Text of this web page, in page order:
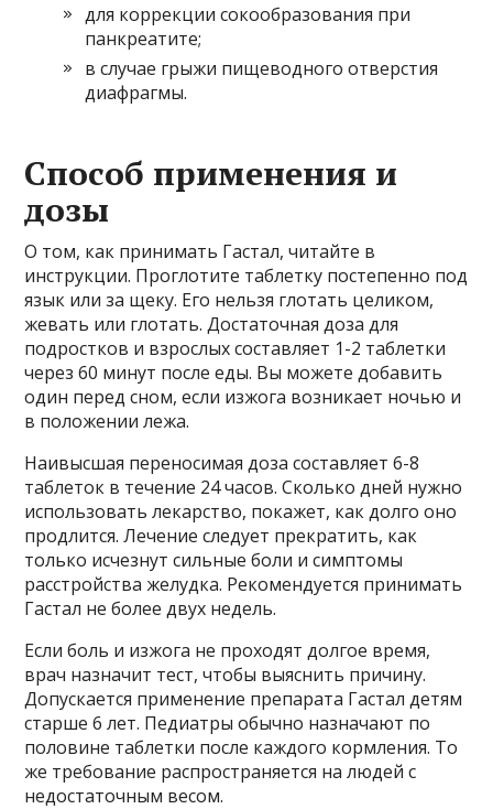
для коррекции сокообразования при
панкреатите;
в случае грыжи пищеводного отверстия
диафрагмы.
Способ применения и
дозы
О том, как принимать Гастал, читайте в
инструкции. Проглотите таблетку постепенно под
язык или за щеку. Его нельзя глотать целиком,
жевать или глотать. Достаточная доза для
подростков и взрослых составляет 1-2 таблетки
через 60 минут после еды. Вы можете добавить
один перед сном, если изжога возникает ночью и
в положении лежа.
Наивысшая переносимая доза составляет 6-8
таблеток в течение 24 часов. Сколько дней нужно
использовать лекарство, покажет, как долго оно
продлится. Лечение следует прекратить, как
только исчезнут сильные боли и симптомы
расстройства желудка. Рекомендуется принимать
Гастал не более двух недель.
Если боль и изжога не проходят долгое время,
врач назначит тест, чтобы выяснить причину.
Допускается применение препарата Гастал детям
старше 6 лет. Педиатры обычно назначают по
половине таблетки после каждого кормления. То
же требование распространяется на людей с
недостаточным весом.